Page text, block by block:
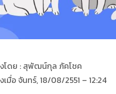
โดย : สุพัฒน์กุล ภัคโชค
เมื่อ จันทร์, 18/08/2551 – 12:24